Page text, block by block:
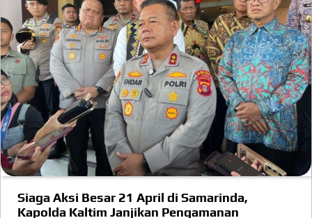
Siaga Aksi Besar 21 April di Samarinda,
Kapolda Kaltim Janjikan Pengamanan